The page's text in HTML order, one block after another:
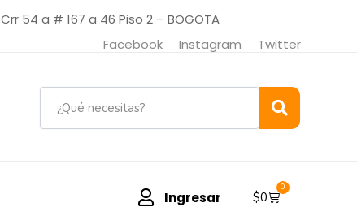
Crr 54 a # 167 a 46 Piso 2 – BOGOTA
Facebook
Instagram Twitter
Ingresar $0
0